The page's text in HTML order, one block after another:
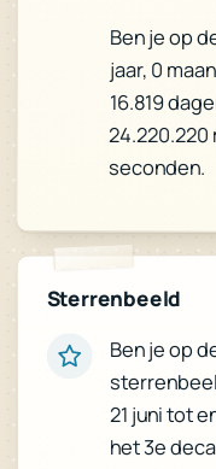
Ben je op
jaar, 0
16.819
24.220.220
seconden.
Sterrenbeeld
Ben je op
21 juni tot
het 3e